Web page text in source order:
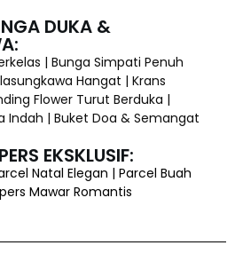
DUKA &
| Bunga Simpati Penuh
Hangat | Krans
Flower Turut Berduka |
Indah | Buket Doa & Semangat
EKSKLUSIF:
Natal Elegan | Parcel Buah
Mawar Romantis